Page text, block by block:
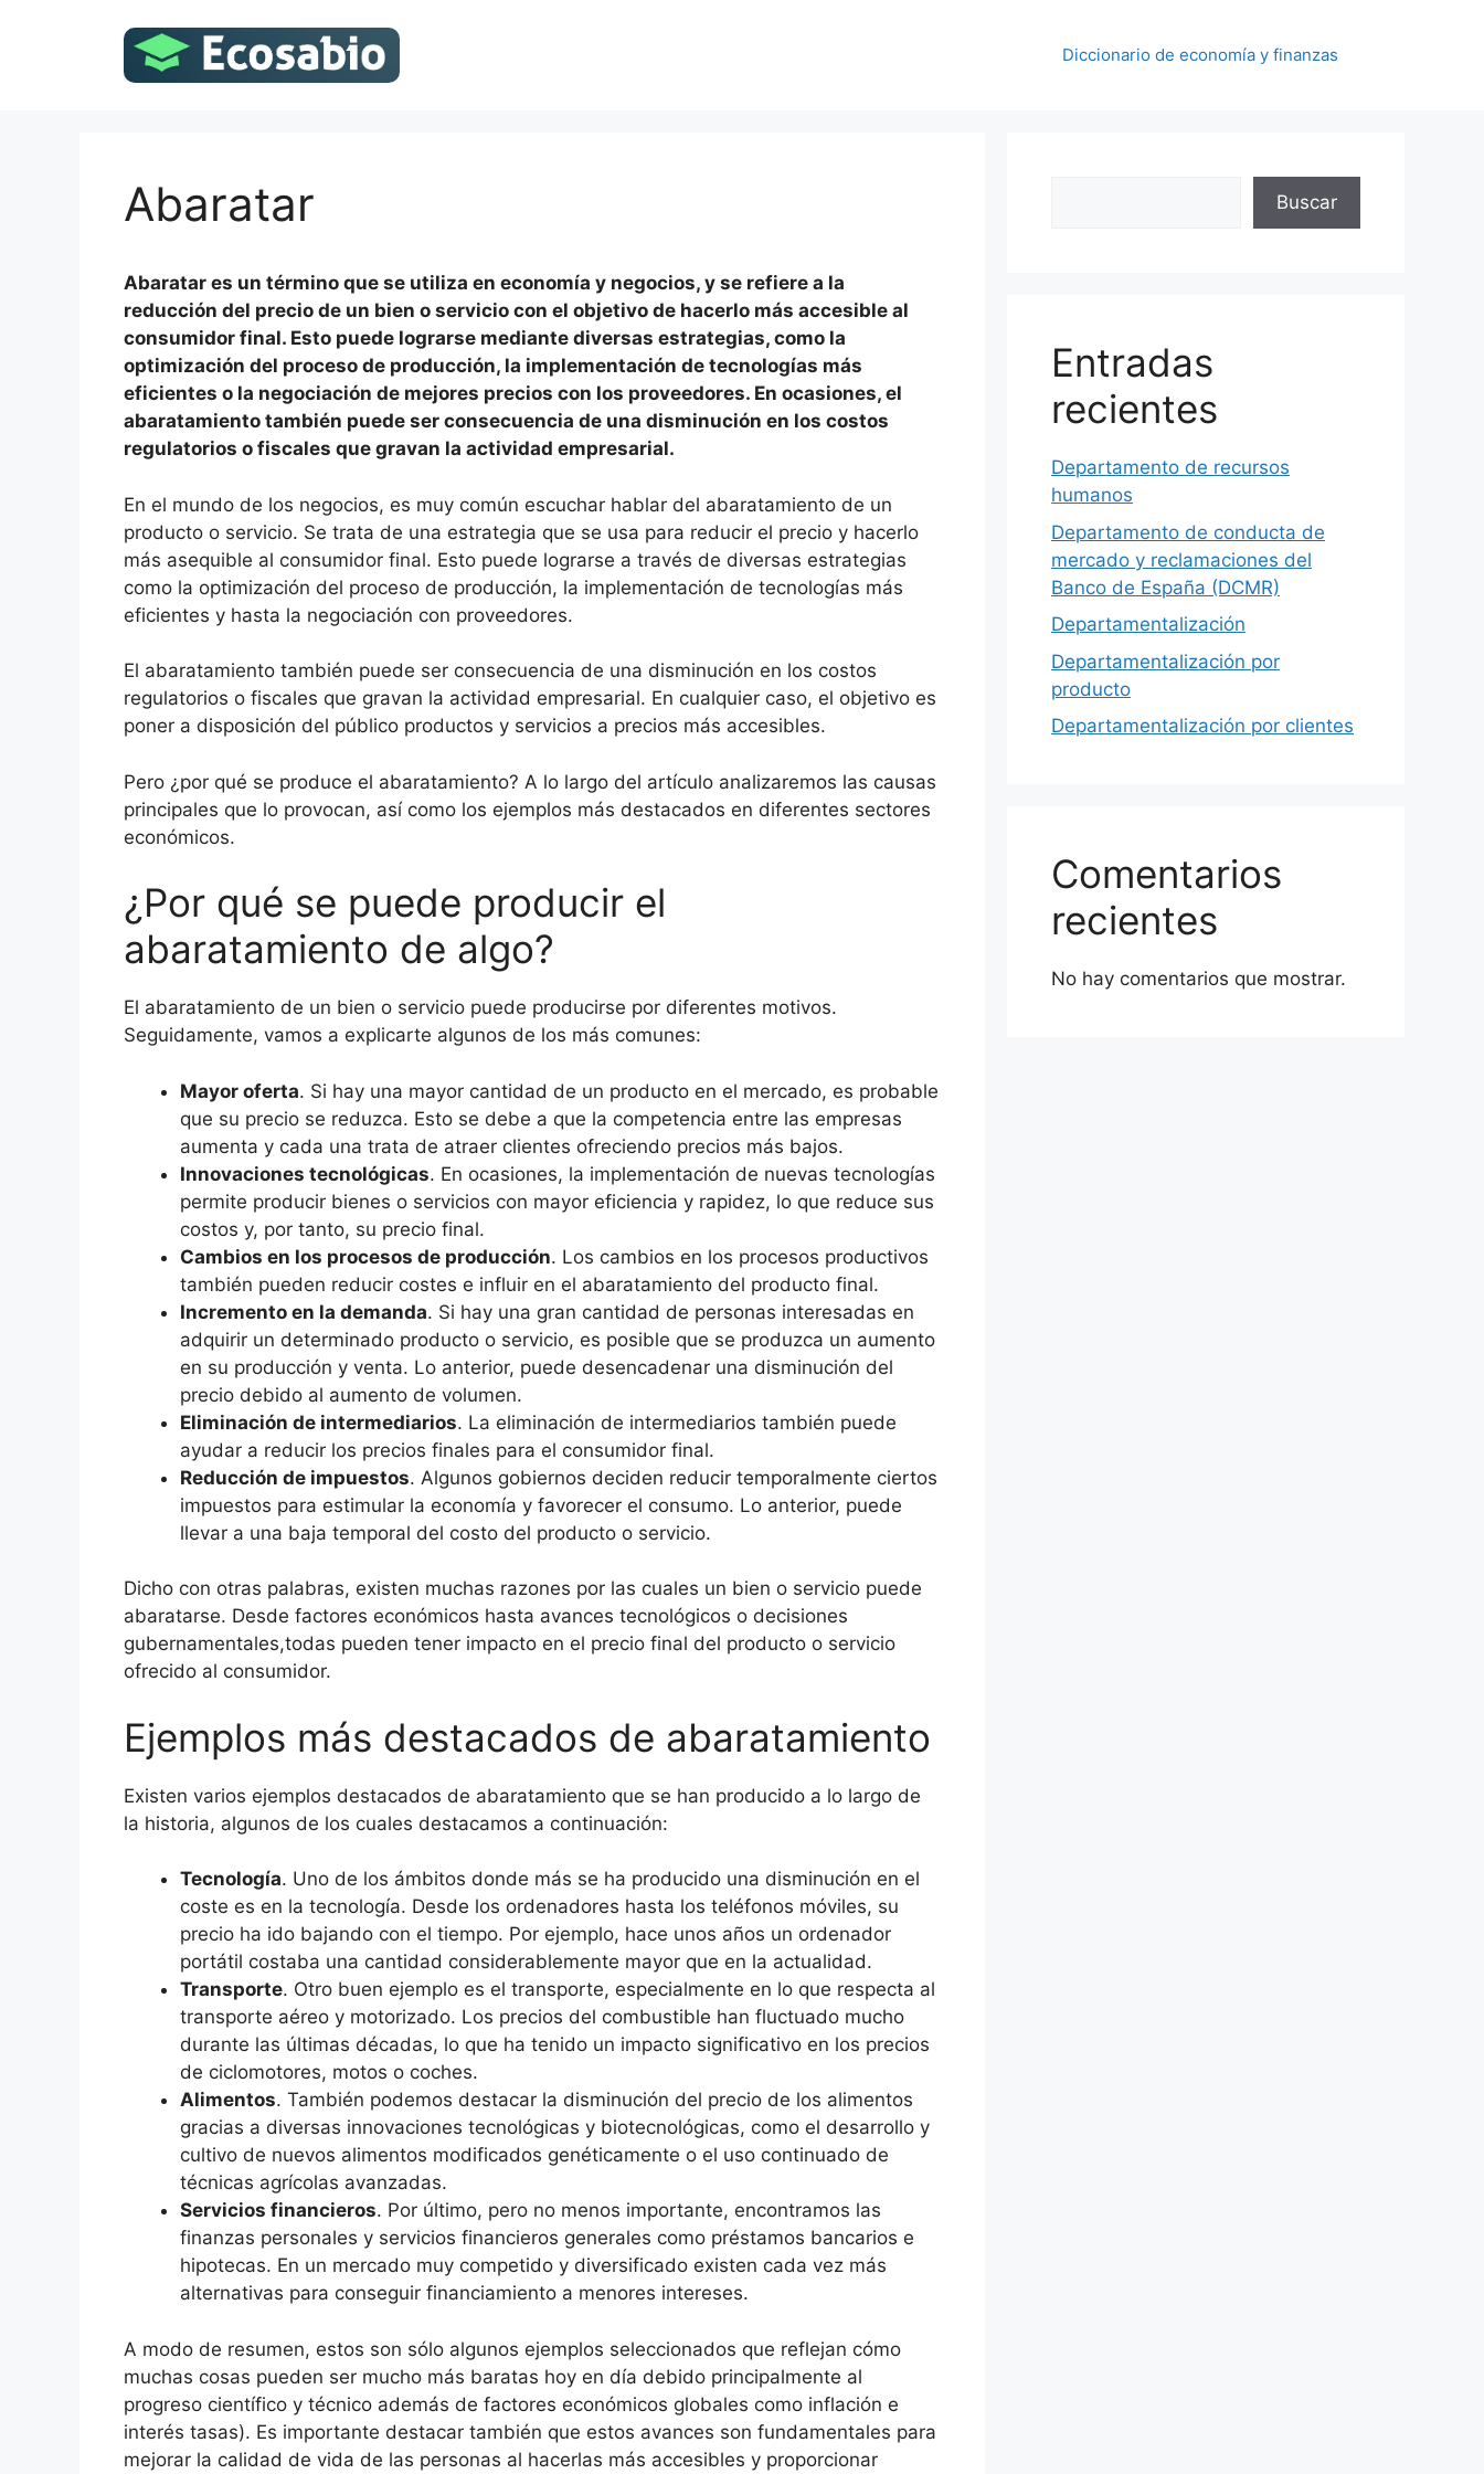
Diccionario de economía y finanzas
Abaratar
Abaratar es un término que se utiliza en economía y negocios, y se refiere a la
reducción del precio de un bien o servicio con el objetivo de hacerlo más accesible al
consumidor final. Esto puede lograrse mediante diversas estrategias, como la
optimización del proceso de producción, la implementación de tecnologías más
eficientes o la negociación de mejores precios con los proveedores. En ocasiones, el
abaratamiento también puede ser consecuencia de una disminución en los costos
regulatorios o fiscales que gravan la actividad empresarial.
En el mundo de los negocios, es muy común escuchar hablar del abaratamiento de un
producto o servicio. Se trata de una estrategia que se usa para reducir el precio y hacerlo
más asequible al consumidor final. Esto puede lograrse a través de diversas estrategias
como la optimización del proceso de producción, la implementación de tecnologías más
eficientes y hasta la negociación con proveedores.
El abaratamiento también puede ser consecuencia de una disminución en los costos
regulatorios o fiscales que gravan la actividad empresarial. En cualquier caso, el objetivo es
poner a disposición del público productos y servicios a precios más accesibles.
Pero ¿por qué se produce el abaratamiento? A lo largo del artículo analizaremos las causas
principales que lo provocan, así como los ejemplos más destacados en diferentes sectores
económicos.
¿Por qué se puede producir el
abaratamiento de algo?
El abaratamiento de un bien o servicio puede producirse por diferentes motivos.
Seguidamente, vamos a explicarte algunos de los más comunes:
Mayor oferta. Si hay una mayor cantidad de un producto en el mercado, es probable
que su precio se reduzca. Esto se debe a que la competencia entre las empresas
aumenta y cada una trata de atraer clientes ofreciendo precios más bajos.
Innovaciones tecnológicas. En ocasiones, la implementación de nuevas tecnologías
permite producir bienes o servicios con mayor eficiencia y rapidez, lo que reduce sus
costos y, por tanto, su precio final.
Cambios en los procesos de producción. Los cambios en los procesos productivos
también pueden reducir costes e influir en el abaratamiento del producto final.
Incremento en la demanda. Si hay una gran cantidad de personas interesadas en
adquirir un determinado producto o servicio, es posible que se produzca un aumento
en su producción y venta. Lo anterior, puede desencadenar una disminución del
precio debido al aumento de volumen.
Eliminación de intermediarios. La eliminación de intermediarios también puede
ayudar a reducir los precios finales para el consumidor final.
Reducción de impuestos. Algunos gobiernos deciden reducir temporalmente ciertos
impuestos para estimular la economía y favorecer el consumo. Lo anterior, puede
llevar a una baja temporal del costo del producto o servicio.
Dicho con otras palabras, existen muchas razones por las cuales un bien o servicio puede
abaratarse. Desde factores económicos hasta avances tecnológicos o decisiones
gubernamentales,todas pueden tener impacto en el precio final del producto o servicio
ofrecido al consumidor.
Ejemplos más destacados de abaratamiento
Existen varios ejemplos destacados de abaratamiento que se han producido a lo largo de
la historia, algunos de los cuales destacamos a continuación:
Tecnología. Uno de los ámbitos donde más se ha producido una disminución en el
coste es en la tecnología. Desde los ordenadores hasta los teléfonos móviles, su
precio ha ido bajando con el tiempo. Por ejemplo, hace unos años un ordenador
portátil costaba una cantidad considerablemente mayor que en la actualidad.
Transporte. Otro buen ejemplo es el transporte, especialmente en lo que respecta al
transporte aéreo y motorizado. Los precios del combustible han fluctuado mucho
durante las últimas décadas, lo que ha tenido un impacto significativo en los precios
de ciclomotores, motos o coches.
Alimentos. También podemos destacar la disminución del precio de los alimentos
gracias a diversas innovaciones tecnológicas y biotecnológicas, como el desarrollo y
cultivo de nuevos alimentos modificados genéticamente o el uso continuado de
técnicas agrícolas avanzadas.
Servicios financieros. Por último, pero no menos importante, encontramos las
finanzas personales y servicios financieros generales como préstamos bancarios e
hipotecas. En un mercado muy competido y diversificado existen cada vez más
alternativas para conseguir financiamiento a menores intereses.
A modo de resumen, estos son sólo algunos ejemplos seleccionados que reflejan cómo
muchas cosas pueden ser mucho más baratas hoy en día debido principalmente al
progreso científico y técnico además de factores económicos globales como inflación e
interés tasas). Es importante destacar también que estos avances son fundamentales para
mejorar la calidad de vida de las personas al hacerlas más accesibles y proporcionar
Buscar
Entradas
recientes
Departamento de recursos
humanos
Departamento de conducta de
mercado y reclamaciones del
Banco de España (DCMR)
Departamentalización
Departamentalización por
producto
Departamentalización por clientes
Comentarios
recientes
No hay comentarios que mostrar.